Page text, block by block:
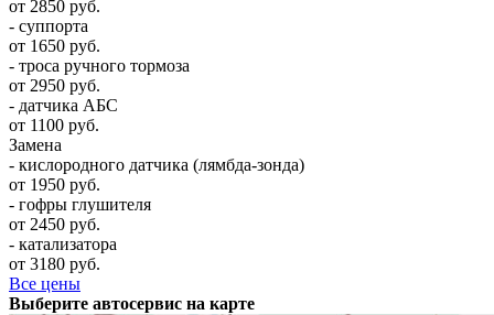
от 2850 руб.
- суппорта
от 1650 руб.
- троса ручного тормоза
от 2950 руб.
- датчика АБС
от 1100 руб.
Замена
- кислородного датчика (лямбда-зонда)
от 1950 руб.
- гофры глушителя
от 2450 руб.
- катализатора
от 3180 руб.
Все цены
Выберите автосервис на карте